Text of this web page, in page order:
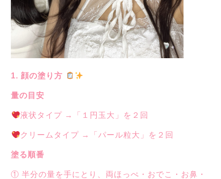
1. 顔の塗り方
量の目安
液状タイプ →「１円玉大」を２回
クリームタイプ →「パール粒大」を２回
塗る順番
① 半分の量を手にとり、両ほっぺ・おでこ・お鼻・